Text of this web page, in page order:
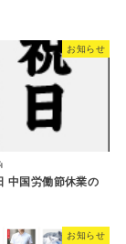
お知らせ
中国労働節休業の
お知らせ